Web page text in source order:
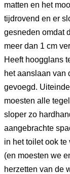
matten en het
tijdrovend en er
gesneden omdat
meer dan 1 cm
Heeft hoogglans
het aanslaan van
gevoegd.
moesten alle
sloper zo
aangebrachte
in het toilet ook
(en moesten we
herzetten van de